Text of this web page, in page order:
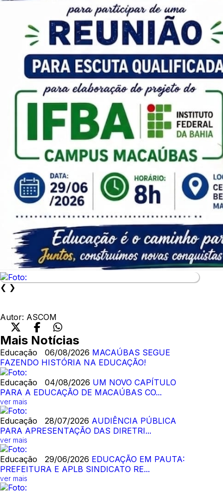
❮ ❯
Autor: ASCOM
Mais Notícias
Educação 06/08/2026 MACAÚBAS SEGUE
FAZENDO HISTÓRIA NA EDUCAÇÃO!
Educação
04/08/2026 UM NOVO CAPÍTULO
PARA A EDUCAÇÃO DE MACAÚBAS CO...
ver mais
Educação 28/07/2026 AUDIÊNCIA PÚBLICA
PARA APRESENTAÇÃO DAS DIRETRI...
ver mais
Educação 29/06/2026 EDUCAÇÃO EM PAUTA:
PREFEITURA E APLB SINDICATO RE...
ver mais